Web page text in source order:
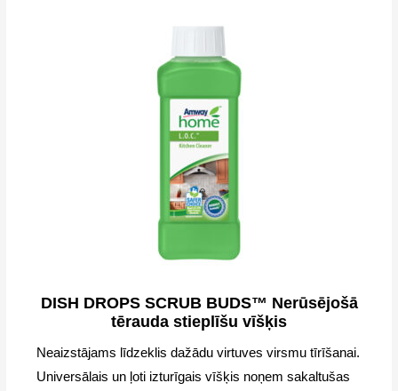
DISH DROPS SCRUB BUDS™ Nerūsējošā
tērauda stieplīšu vīšķis
Neaizstājams līdzeklis dažādu virtuves virsmu tīrīšanai.
Universālais un ļoti izturīgais vīšķis noņem sakaltušas